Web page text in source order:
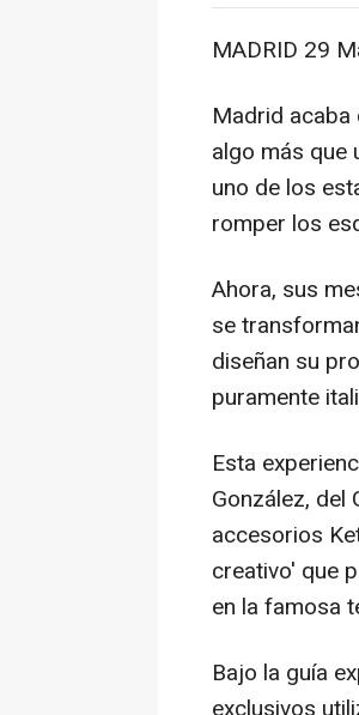
MADRID 29
Madrid
algo más que
uno de los
romper los
Ahora, sus
se
diseñan su
puramente
Esta
González, del
accesorios
creativo' que
en la famosa
Bajo la guía